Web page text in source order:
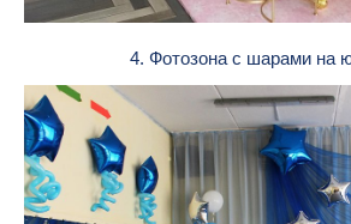
4. Фотозона с шарами на